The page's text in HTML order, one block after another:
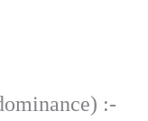
:-